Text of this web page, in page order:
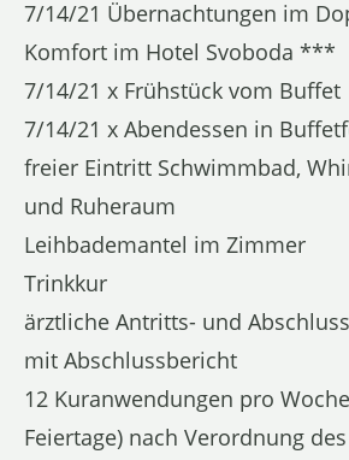
7/14/21 Übernachtungen im
Komfort im Hotel Svoboda ***
7/14/21 x Frühstück vom Buffet
7/14/21 x Abendessen in
freier Eintritt Schwimmbad,
und Ruheraum
Leihbademantel im Zimmer
Trinkkur
ärztliche Antritts- und
mit Abschlussbericht
12 Kuranwendungen pro
Feiertage) nach Verordnung